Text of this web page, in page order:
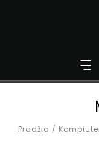
Pradžia /